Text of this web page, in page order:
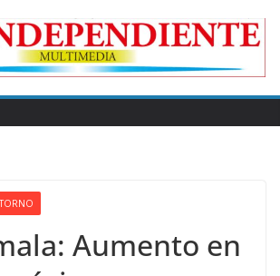
Aumento en